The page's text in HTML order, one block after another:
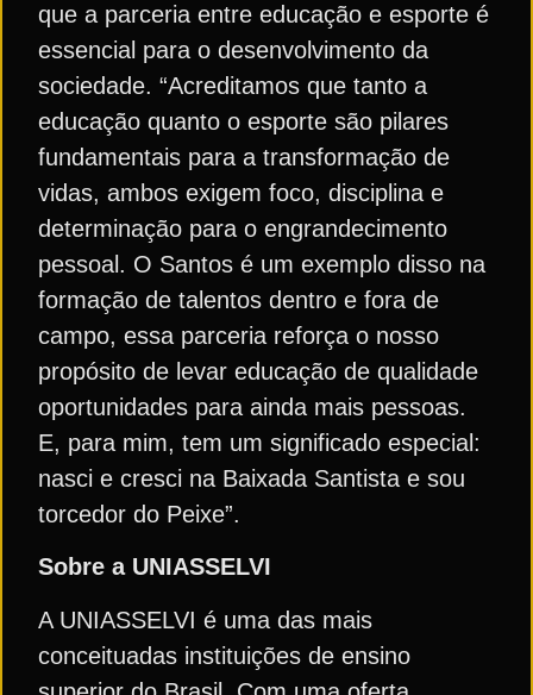
que a parceria entre educação e esporte é
essencial para o desenvolvimento da
sociedade. “Acreditamos que tanto a
educação quanto o esporte são pilares
fundamentais para a transformação de
vidas, ambos exigem foco, disciplina e
determinação para o engrandecimento
pessoal. O Santos é um exemplo disso na
formação de talentos dentro e fora de
campo, essa parceria reforça o nosso
propósito de levar educação de qualidade
oportunidades para ainda mais pessoas.
E, para mim, tem um significado especial:
nasci e cresci na Baixada Santista e sou
torcedor do Peixe”.
Sobre a UNIASSELVI
A UNIASSELVI é uma das mais
conceituadas instituições de ensino